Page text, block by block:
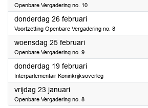
Openbare Vergadering no. 10
donderdag 26 februari2026
Voortzetting Openbare Vergadering no. 8
woensdag 25 februari2026
Openbare Vergadering no. 9
donderdag 19 februari2026
Interparlementair Koninkrijksoverleg
vrijdag 23 januari2026
Openbare Vergadering no. 8